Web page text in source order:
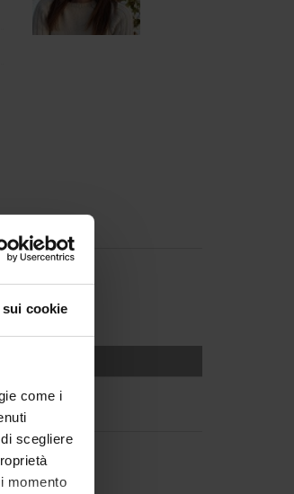
cookie
come i
scegliere
momento
e Civiltà